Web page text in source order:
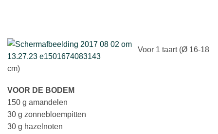
Voor 1 taart (Ø 16-18
cm)
VOOR DE BODEM
150 g amandelen
30 g zonnebloempitten
30 g hazelnoten